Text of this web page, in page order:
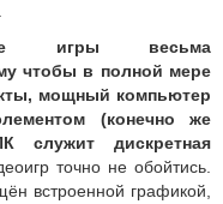
игры весьма
чтобы в полной мере
мощный компьютер
(конечно же
служит дискретная
точно не обойтись.
встроенной графикой,